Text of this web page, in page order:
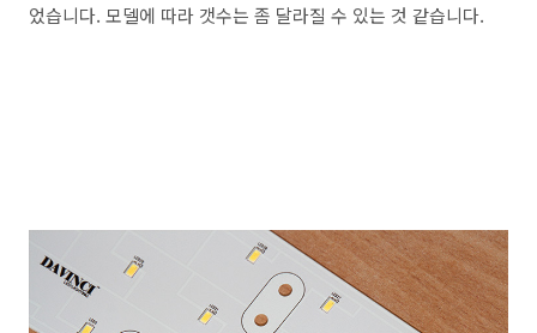
었습니다. 모델에 따라 갯수는 좀 달라질 수 있는 것 같습니다.